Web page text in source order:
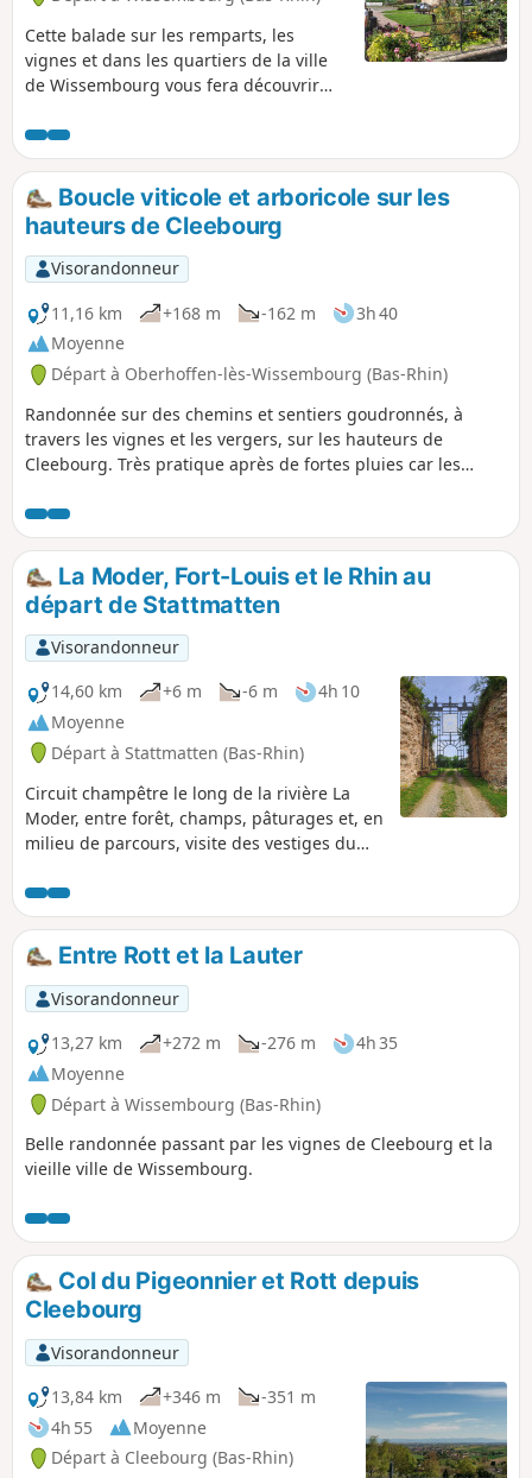
Cette balade sur les remparts, les
vignes et dans les quartiers de la ville
de Wissembourg vous fera découvrir
l'imposante Église St-Pierre-et-St-Paul.
Les origines de la ville remontent au
milieu du VIIe s. lorsque des moines
Bénédictins fondent sur une île de la
Lauter une abbaye, St-Pierre-et-Paul. La
ville est sortie miraculeusement
préservée d'une histoire parsemée de
sièges, de désastres et de faits de
guerre, une bataille de 1870 porte son
nom.
Boucle viticole et arboricole sur les
hauteurs de Cleebourg
Visorandonneur
11,16 km
+168 m -162 m
3h 40
Moyenne
Départ à Oberhoffen-lès-Wissembourg (Bas-Rhin)
Randonnée sur des chemins et sentiers goudronnés, à
travers les vignes et les vergers, sur les hauteurs de
Cleebourg. Très pratique après de fortes pluies car les
de l'école d'Oberhoffen-les-Wissembourg. À mi-parcours,
après environ deux heures de marche, vous pouvez vous
restaurer au restaurant le Cleebourg, visiter les caves, et
déguster les différents cépages. Vous surplombez les
villages de Cleebourg, de Rott et d'Oberhoffen-les-
Wissembourg avec de superbes vues.
La Moder, Fort-Louis et le Rhin au
départ de Stattmatten
Visorandonneur
14,60 km
+6 m -6 m
4h 10
Moyenne
Départ à Stattmatten (Bas-Rhin)
Circuit champêtre le long de la rivière La
Moder, entre forêt, champs, pâturages et, en
milieu de parcours, visite des vestiges du
pique-nique.
Entre Rott et la Lauter
Visorandonneur
13,27 km
+272 m -276 m
4h 35
Moyenne
Départ à Wissembourg (Bas-Rhin)
Belle randonnée passant par les vignes de Cleebourg et la
vieille ville de Wissembourg.
Col du Pigeonnier et Rott depuis
Cleebourg
Visorandonneur
13,84 km
+346 m
-351 m
4h 55
Moyenne
Départ à Cleebourg (Bas-Rhin)